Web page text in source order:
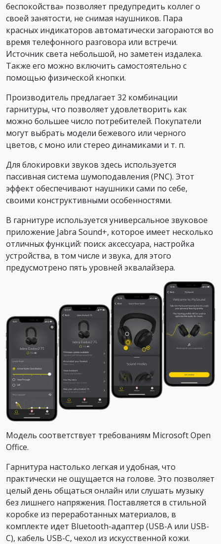
беспокойства» позволяет предупредить коллег о
своей занятости, не снимая наушников. Пара
красных индикаторов автоматически загораются во
время телефонного разговора или встречи.
Источник света небольшой, но заметен издалека.
Также его можно включить самостоятельно с
помощью физической кнопки.
Производитель предлагает 32 комбинации
гарнитуры, что позволяет удовлетворить как
можно большее число потребителей. Покупатели
могут выбрать модели бежевого или черного
цветов, с моно или стерео динамиками и т. п.
Для блокировки звуков здесь используется
пассивная система шумоподавления (PNC). Этот
эффект обеспечивают наушники сами по себе,
своими конструктивными особенностями.
В гарнитуре используется универсальное звуковое
приложение Jabra Sound+, которое имеет несколько
отличных функций: поиск аксессуара, настройка
устройства, в том числе и звука, для этого
предусмотрено пять уровней эквалайзера.
Модель соответствует требованиям Microsoft Open
Office.
Гарнитура настолько легкая и удобная, что
практически не ощущается на голове. Это позволяет
целый день общаться онлайн или слушать музыку
без лишнего напряжения. Поставляется в стильной
коробке из переработанных материалов, в
комплекте идет Bluetooth-адаптер (USB-A или USB-
C), кабель USB-С, чехол из искусственной кожи.